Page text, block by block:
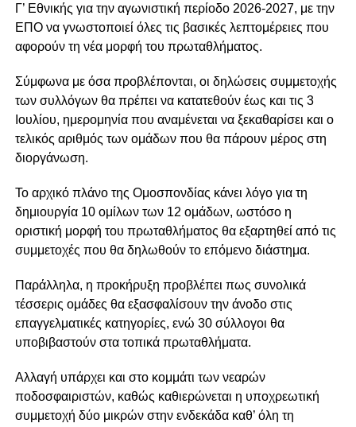
Γ’ Εθνικής για την αγωνιστική περίοδο 2026-2027, με την
ΕΠΟ να γνωστοποιεί όλες τις βασικές λεπτομέρειες που
αφορούν τη νέα μορφή του πρωταθλήματος.
Σύμφωνα με όσα προβλέπονται, οι δηλώσεις συμμετοχής
των συλλόγων θα πρέπει να κατατεθούν έως και τις 3
Ιουλίου, ημερομηνία που αναμένεται να ξεκαθαρίσει και ο
τελικός αριθμός των ομάδων που θα πάρουν μέρος στη
διοργάνωση.
Το αρχικό πλάνο της Ομοσπονδίας κάνει λόγο για τη
δημιουργία 10 ομίλων των 12 ομάδων, ωστόσο η
οριστική μορφή του πρωταθλήματος θα εξαρτηθεί από τις
συμμετοχές που θα δηλωθούν το επόμενο διάστημα.
Παράλληλα, η προκήρυξη προβλέπει πως συνολικά
τέσσερις ομάδες θα εξασφαλίσουν την άνοδο στις
επαγγελματικές κατηγορίες, ενώ 30 σύλλογοι θα
υποβιβαστούν στα τοπικά πρωταθλήματα.
Αλλαγή υπάρχει και στο κομμάτι των νεαρών
ποδοσφαιριστών, καθώς καθιερώνεται η υποχρεωτική
συμμετοχή δύο μικρών στην ενδεκάδα καθ’ όλη τη